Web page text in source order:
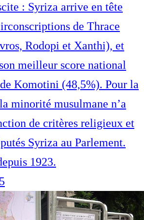
: Syriza arrive en tête
de Thrace
Rodopi et Xanthi), et
meilleur score national
Komotini (48,5%). Pour la
minorité musulmane n’a
de critères religieux et
Syriza au Parlement.
1923.